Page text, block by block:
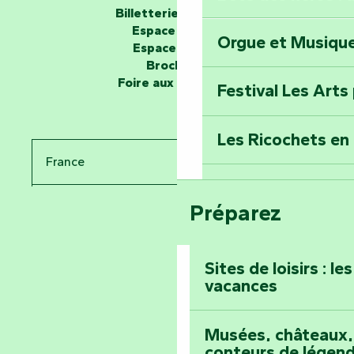
Partez en
Voyagez dans le
Maillezais
Montez au
Orgue et
Festival Les Arts
Les Ricochets
Tout l'agenda
Préparez
Sites de loisirs :
vacances
Musées,
Billetterie en ligne
Espace groupe
Espace presse
Brochures
Foire aux questions
France